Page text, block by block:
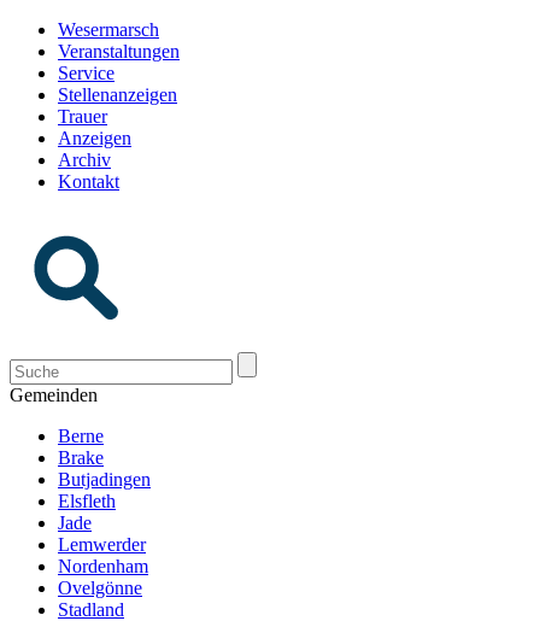
Wesermarsch
Veranstaltungen
Service
Stellenanzeigen
Trauer
Anzeigen
Archiv
Kontakt
Gemeinden
Berne
Brake
Butjadingen
Elsfleth
Jade
Lemwerder
Nordenham
Ovelgönne
Stadland